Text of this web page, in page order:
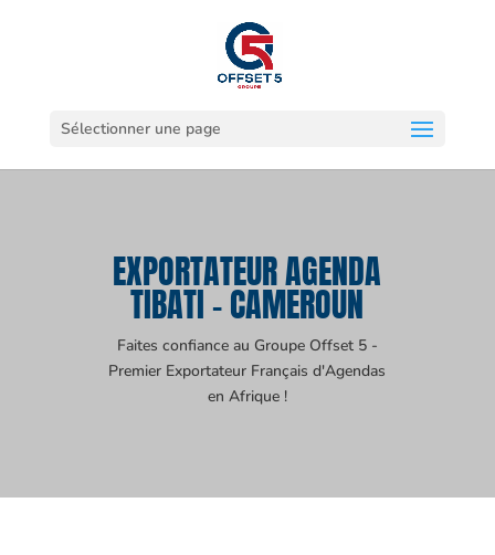
Sélectionner une page
EXPORTATEUR AGENDA
TIBATI - CAMEROUN
Faites confiance au Groupe Offset 5 -
Premier Exportateur Français d'Agendas
en Afrique !